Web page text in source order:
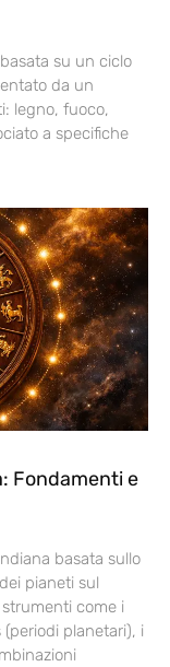
basata su un ciclo
da un
legno, fuoco,
a specifiche
Fondamenti e
basata sullo
pianeti sul
come i
(periodi planetari), i